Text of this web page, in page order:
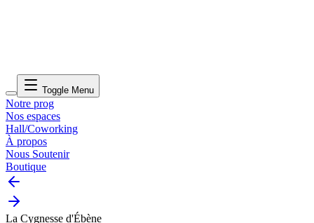
Toggle Menu
Notre prog
Nos espaces
Hall/Coworking
À propos
Nous Soutenir
Boutique
La Cygnesse d'Ébène